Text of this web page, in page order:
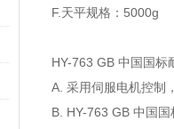
F. 天平规格： 5000g
HY-763 GB 中国国标
A. 采用伺服电机控制
B. HY-763 GB 中国国